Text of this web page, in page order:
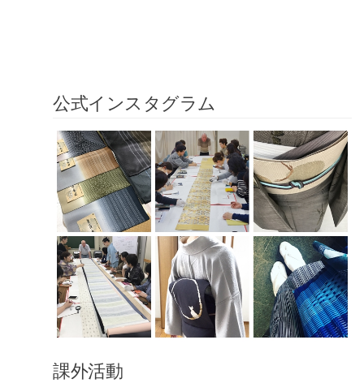
公式インスタグラム
課外活動